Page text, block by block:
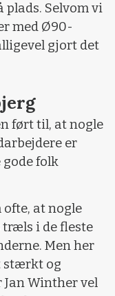
Selvom vi
med Ø90-
gjort det
ført til, at nogle
er
folk
ofte, at nogle
i de fleste
Men her
stærkt og
Winther vel